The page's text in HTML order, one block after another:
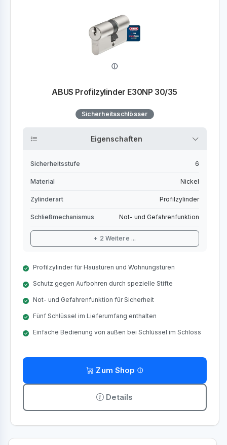
ABUS Profilzylinder E30NP 30/35
Sicherheitsschlösser
Eigenschaften
Sicherheitsstufe 6
Material Nickel
Zylinderart Profilzylinder
Schließmechanismus Not- und Gefahrenfunktion
+ 2 Weitere ...
Profilzylinder für Haustüren und Wohnungstüren
Schutz gegen Aufbohren durch spezielle Stifte
Not- und Gefahrenfunktion für Sicherheit
Fünf Schlüssel im Lieferumfang enthalten
Einfache Bedienung von außen bei Schlüssel im Schloss
Zum Shop
Details